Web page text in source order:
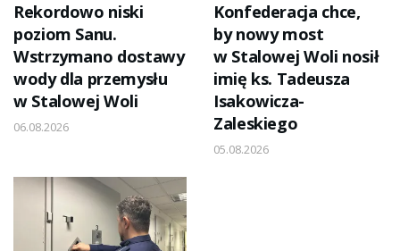
Rekordowo niski
poziom Sanu.
Wstrzymano dostawy
wody dla przemysłu
w Stalowej Woli
06.08.2026
Konfederacja chce,
by nowy most
w Stalowej Woli nosił
imię ks. Tadeusza
Isakowicza-
Zaleskiego
05.08.2026